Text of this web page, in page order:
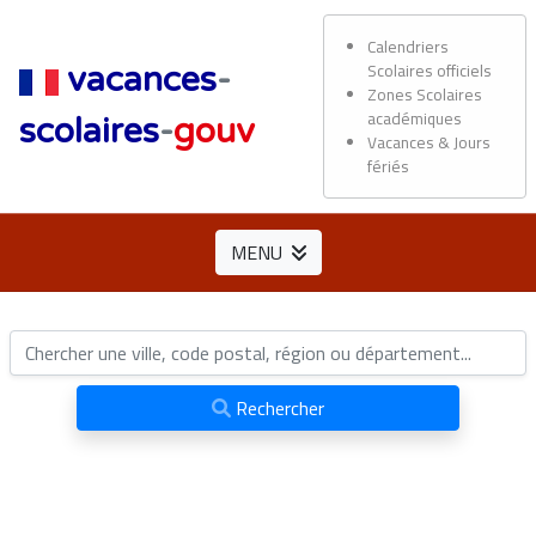
vacances-
scolaires-gouv
Calendriers
Scolaires officiels
Zones Scolaires
académiques
Vacances & Jours
fériés
MENU
Rechercher